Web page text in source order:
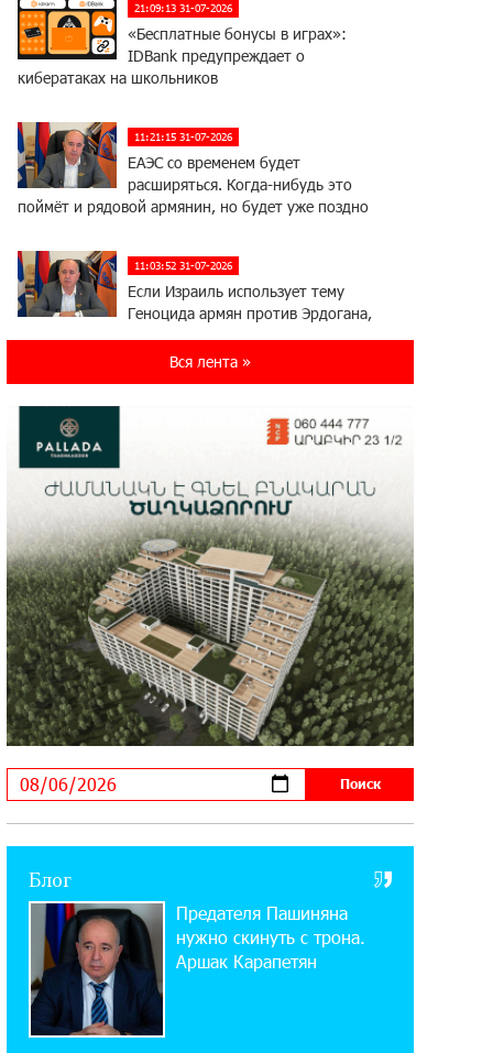
21:09:13 31-07-2026
«Бесплатные бонусы в играх»:
IDBank предупреждает о
кибератаках на школьников
11:21:15 31-07-2026
ЕАЭС со временем будет
расширяться. Когда-нибудь это
поймёт и рядовой армянин, но будет уже поздно
11:03:52 31-07-2026
Если Израиль использует тему
Геноцида армян против Эрдогана,
ВТБ (Армения): вклад «Стабильный»
— до 10% годовых и оформление в
мобильном приложении
17:03:49 30-07-2026
Платформа Rate.Trading на Seaside
Startup Summit: IDBank представил
инновационное решение
14:44:13 29-07-2026
Состоялось открытие Khachaturian
Rooftop при поддержке IDBank
Пашинян ты упустил свой шанс уйти
спокойно. Аршак Карапетян
обслуживания Ucom открылся по
адресу ул. Шаумяна, 24/2 в Арарате
22:28:49 27-07-2026
Никогда Нагорный Карабах не был в
составе независимого Азербайджана.
Вся лента »
Блог
Предателя Пашиняна
нужно скинуть с трона.
Аршак Карапетян